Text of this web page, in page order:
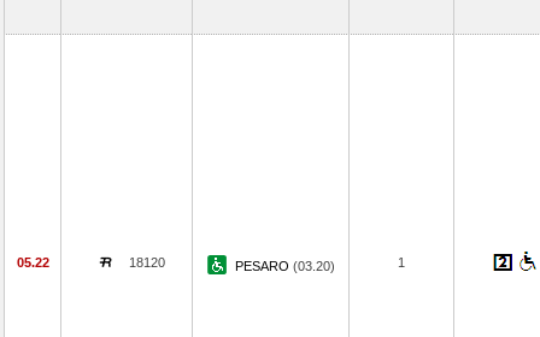
05.22 18120 PESARO (03.20) 1